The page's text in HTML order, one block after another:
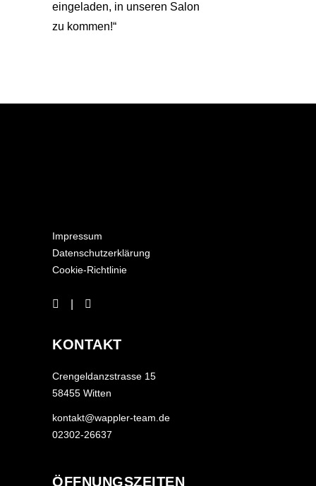
eingeladen, in unseren Salon
zu kommen!“
Impressum
Datenschutzerklärung
Cookie-Richtlinie
KONTAKT
Crengeldanzstrasse 15
58455 Witten
kontakt@wappler-team.de
02302-26637
ÖFFNUNGSZEITEN